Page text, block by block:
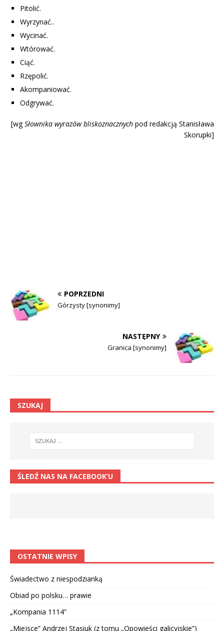
Pitolić.
Wyrzynać..
Wycinać.
Wtórować.
Ciąć.
Rzępolić.
Akompaniować.
Odgrywać.
[wgSłownika wyrazów bliskoznacznych pod redakcją Stanisława
Skorupki]
POPRZEDNI
Górzysty [synonimy]
NASTĘPNY
Granica [synonimy]
SZUKAJ
ŚLEDŹ NAS NA FACEBOOK’U
OSTATNIE WPISY
Świadectwo z niespodzianką
Obiad po polsku… prawie
„Kompania 1114”
„Miejsce” Andrzej Stasiuk (z tomu „Opowieści galicyjskie”)